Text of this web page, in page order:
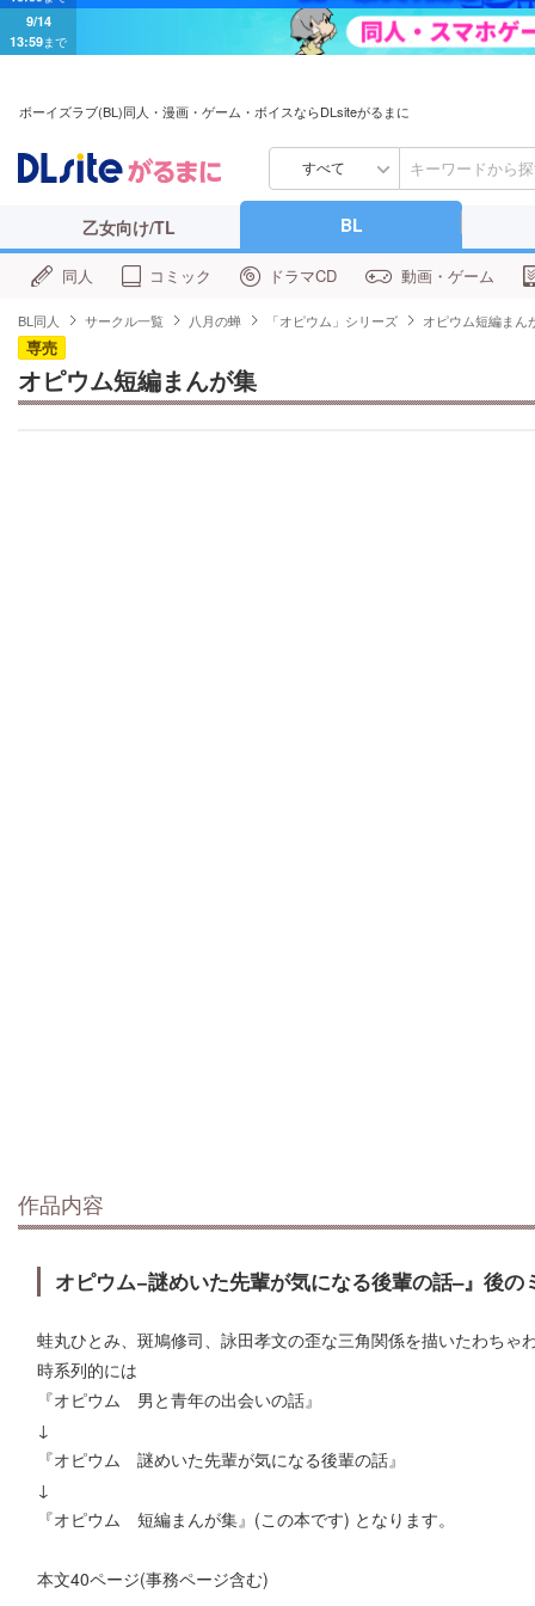
9/14
13:59
ボーイズラブ(BL)同人・漫画・ゲーム・ボイスならDLsiteがるまに
すべて
乙女向け/TL BL
同人 コミック ドラマCD 動画・ゲーム
BL同人 サークル一覧 八月の蝉 「オピウム」シリーズ オピウム短編まん
専売
オピウム短編まんが集
作品内容
オピウム−謎めいた先輩が気になる後輩の話–』後
蛙丸ひとみ、斑鳩修司、詠田孝文の歪な三角関係を描いたわちゃ
時系列的には
『オピウム 男と青年の出会いの話』
↓
『オピウム 謎めいた先輩が気になる後輩の話』
↓
『オピウム 短編まんが集』(この本です) となります。
本文40ページ(事務ページ含む)